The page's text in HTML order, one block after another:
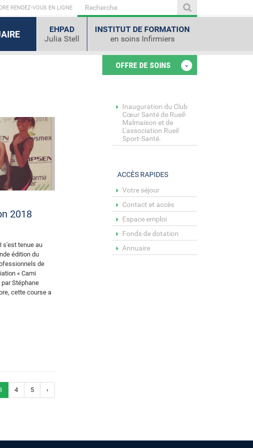
RENDEZ-VOUS EN LIGNE
EHPAD
Julia Stell
INSTITUT DE FORMATION
en soins Infirmiers
OFFRE DE SOINS
2018
s'est tenue au
édition du
de
« Cami
Stéphane
cette course a
4 5 ›
Inauguration du Club
Cœur Santé de Rueil-
Malmaison et de
L'association Rueil
Sport-Santé.
ACCÈS RAPIDES
Votre séjour
Contact et accès
Espace emploi
Fonds de dotation
Annuaire